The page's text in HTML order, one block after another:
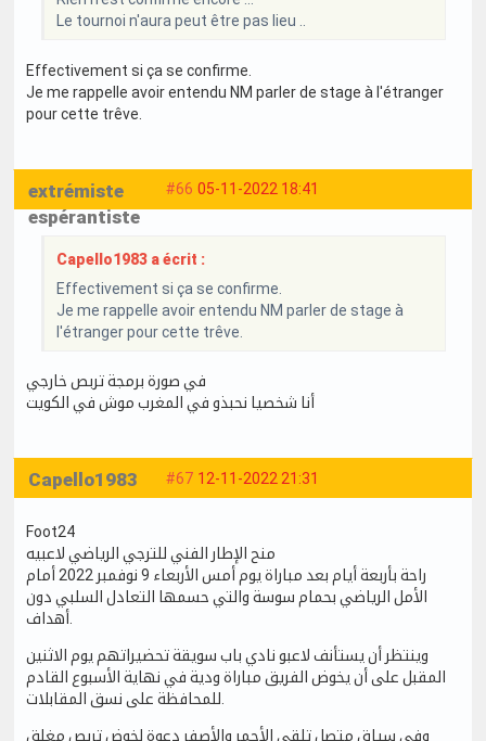
Le tournoi n'aura peut être pas lieu ..
Effectivement si ça se confirme.
Je me rappelle avoir entendu NM parler de stage à l'étranger
pour cette trêve.
#66 05-11-2022 18:41
extrémiste
espérantiste
Capello1983 a écrit :
Effectivement si ça se confirme.
Je me rappelle avoir entendu NM parler de stage à
l'étranger pour cette trêve.
في صورة برمجة تربص خارجي
أنا شخصيا نحبذو في المغرب موش في الكويت
#67 12-11-2022 21:31
Capello1983
Foot24
منح الإطار الفني للترجي الرياضي لاعبيه
راحة بأربعة أيام بعد مباراة يوم أمس الأربعاء 9 نوفمبر 2022 أمام
الأمل الرياضي بحمام سوسة والتي حسمها التعادل السلبي دون
أهداف.
وينتظر أن يستأنف لاعبو نادي باب سويقة تحضيراتهم يوم الاثنين
المقبل على أن يخوض الفريق مباراة ودية في نهاية الأسبوع القادم
للمحافظة على نسق المقابلات.
وفي سياق متصل تلقى الأحمر والأصفر دعوة لخوض تربص مغلق